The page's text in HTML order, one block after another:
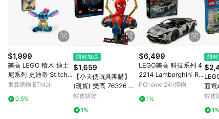
$1,999
樂高 LEGO 積木 迪士
尼系列 史迪奇 Stitch 4
3249
東森購物 ETMall
0.5%
限時加碼
$1,659
【小天使玩具團購】
(現貨) 樂高 76326 鋼
鐵蜘蛛人半身像
蝦皮購物
1%
$6,499
LEGO樂高 科技系列 4
2214 Lamborghini Re
vuelto 超級跑車
PChome 24h購物
1%
限
面電
電積
蝦皮
1%